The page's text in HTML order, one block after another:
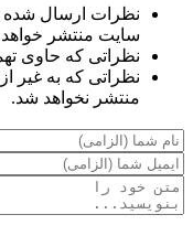
نظرات ارسال شده
سایت منتشر
نظراتی که حاوی
نظراتی که به غیر
منتشر نخواهد شد.